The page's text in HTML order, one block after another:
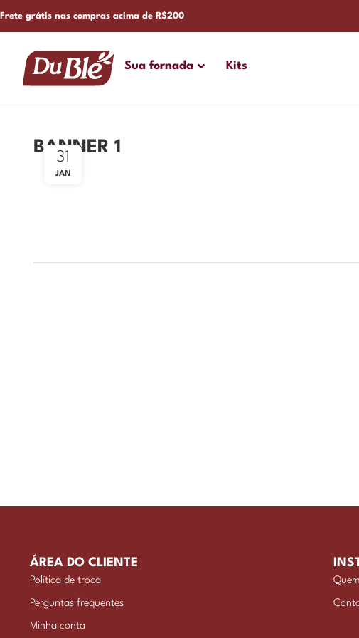
Frete grátis nas compras acima de R$200
Sua fornada Kits
BANNER 1
31
JAN
ÁREA DO CLIENTE
Política de troca
Perguntas frequentes
Minha conta